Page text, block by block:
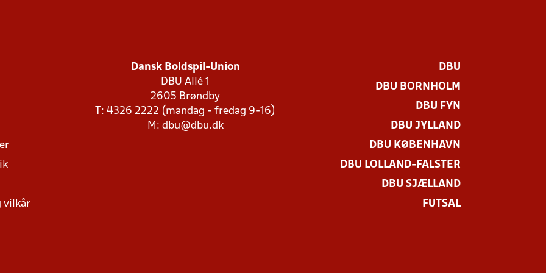
vilkår
Dansk Boldspil-Union
DBU Allé 1
2605 Brøndby
T: 4326 2222 (mandag - fredag 9-16)
M: dbu@dbu.dk
DBU
DBU BORNHOLM
DBU FYN
DBU JYLLAND
DBU KØBENHAVN
DBU LOLLAND-FALSTER
DBU SJÆLLAND
FUTSAL